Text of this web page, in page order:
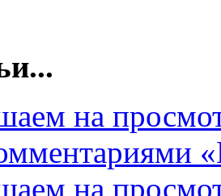
на
на